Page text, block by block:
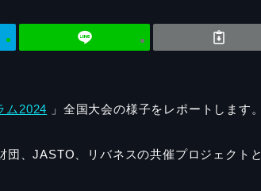
ム2024 」全国大会の様子をレポートします。
、JASTO、リバネスの共催プロジェクトと